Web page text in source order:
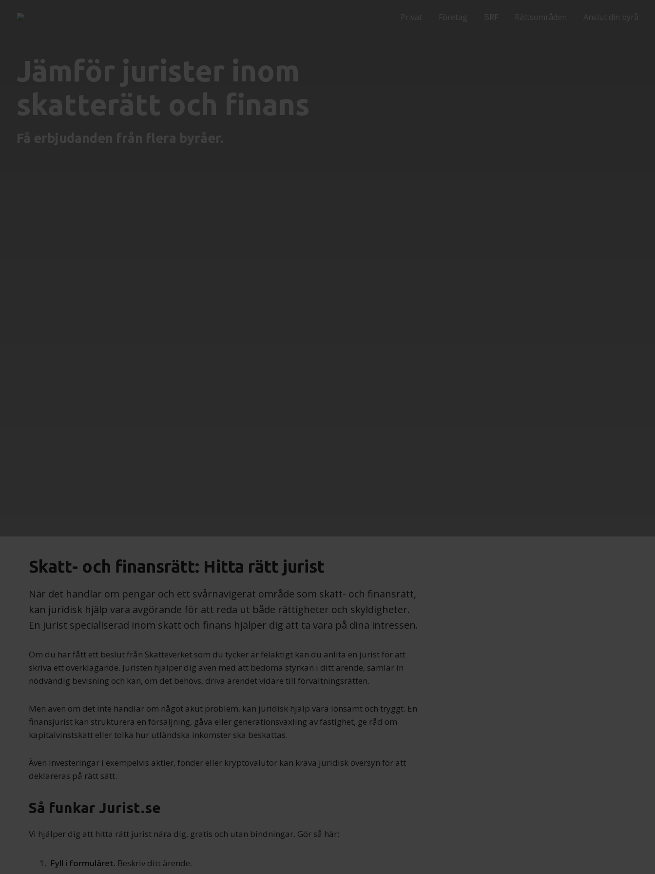
Privat Företag BRF Rättsområden Anslut din byrå
Jämför jurister inom
skatterätt och finans
Få erbjudanden från flera byråer.
Skatt- och finans­rätt: Hitta rätt jurist
När det handlar om pengar och ett svårnavigerat område som skatt- och finansrätt,
kan juridisk hjälp vara avgörande för att reda ut både rättigheter och skyldigheter.
En jurist specialiserad inom skatt och finans hjälper dig att ta vara på dina intressen.
Om du har fått ett beslut från Skatte­verket som du tycker är felaktigt kan du anlita en jurist för att
skriva ett över­klagande. Juristen hjälper dig även med att bedöma styrkan i ditt ärende, samlar in
nödvändig bevisning och kan, om det behövs, driva ärendet vidare till förvaltningsrätten.
Men även om det inte handlar om något akut problem, kan juridisk hjälp vara lönsamt och tryggt. En
finansjurist kan strukturera en försäljning, gåva eller generationsväxling av fastighet, ge råd om
kapitalvinstskatt eller tolka hur utländska inkomster ska beskattas.
Även investeringar i exempelvis aktier, fonder eller kryptovalutor kan kräva juridisk översyn för att
deklareras på rätt sätt.
Så funkar Jurist.se
Vi hjälper dig att hitta rätt jurist nära dig, gratis och utan bindningar. Gör så här:
Fyll i formuläret. Beskriv ditt ärende.